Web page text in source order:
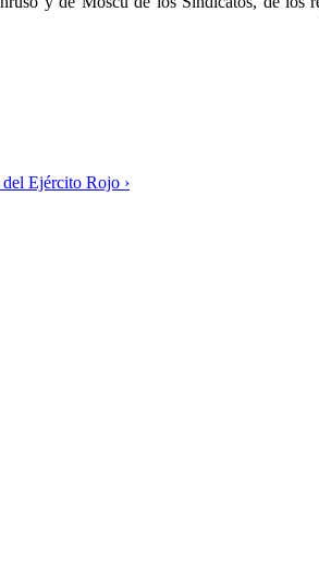
Ejército Rojo ›